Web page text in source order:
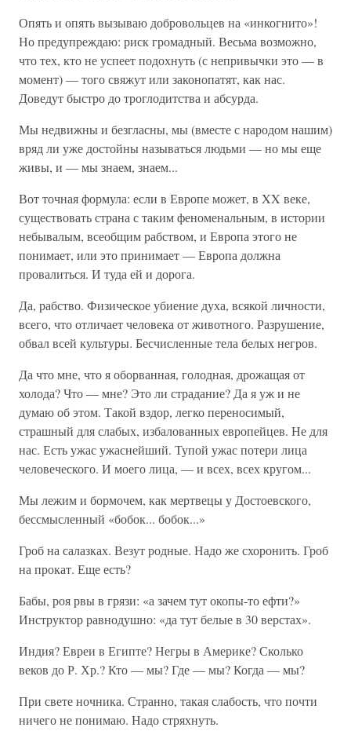
Опять и опять вызываю добровольцев на «инкогнито»!
Но предупреждаю: риск громадный. Весьма возможно,
что тех, кто не успеет подохнуть (с непривычки это — в
момент) — того свяжут или законопатят, как нас.
Доведут быстро до троглодитства и абсурда.
Мы недвижны и безгласны, мы (вместе с народом нашим)
вряд ли уже достойны называться людьми — но мы еще
живы, и — мы знаем, знаем...
Вот точная формула: если в Европе может, в XX веке,
существовать страна с таким феноменальным, в истории
небывалым, всеобщим рабством, и Европа этого не
понимает, или это принимает — Европа должна
провалиться. И туда ей и дорога.
Да, рабство. Физическое убиение духа, всякой личности,
всего, что отличает человека от животного. Разрушение,
обвал всей культуры. Бесчисленные тела белых негров.
Да что мне, что я оборванная, голодная, дрожащая от
холода? Что — мне? Это ли страдание? Да я уж и не
думаю об этом. Такой вздор, легко переносимый,
страшный для слабых, избалованных европейцев. Не для
нас. Есть ужас ужаснейший. Тупой ужас потери лица
человеческого. И моего лица, — и всех, всех кругом...
Мы лежим и бормочем, как мертвецы у Достоевского,
бессмысленный «бобок... бобок...»
Гроб на салазках. Везут родные. Надо же схоронить. Гроб
на прокат. Еще есть?
Бабы, роя рвы в грязи: «а зачем тут окопы-то ефти?»
Инструктор равнодушно: «да тут белые в 30 верстах».
Индия? Евреи в Египте? Негры в Америке? Сколько
веков до Р. Хр.? Кто — мы? Где — мы? Когда — мы?
При свете ночника. Странно, такая слабость, что почти
ничего не понимаю. Надо стряхнуть.